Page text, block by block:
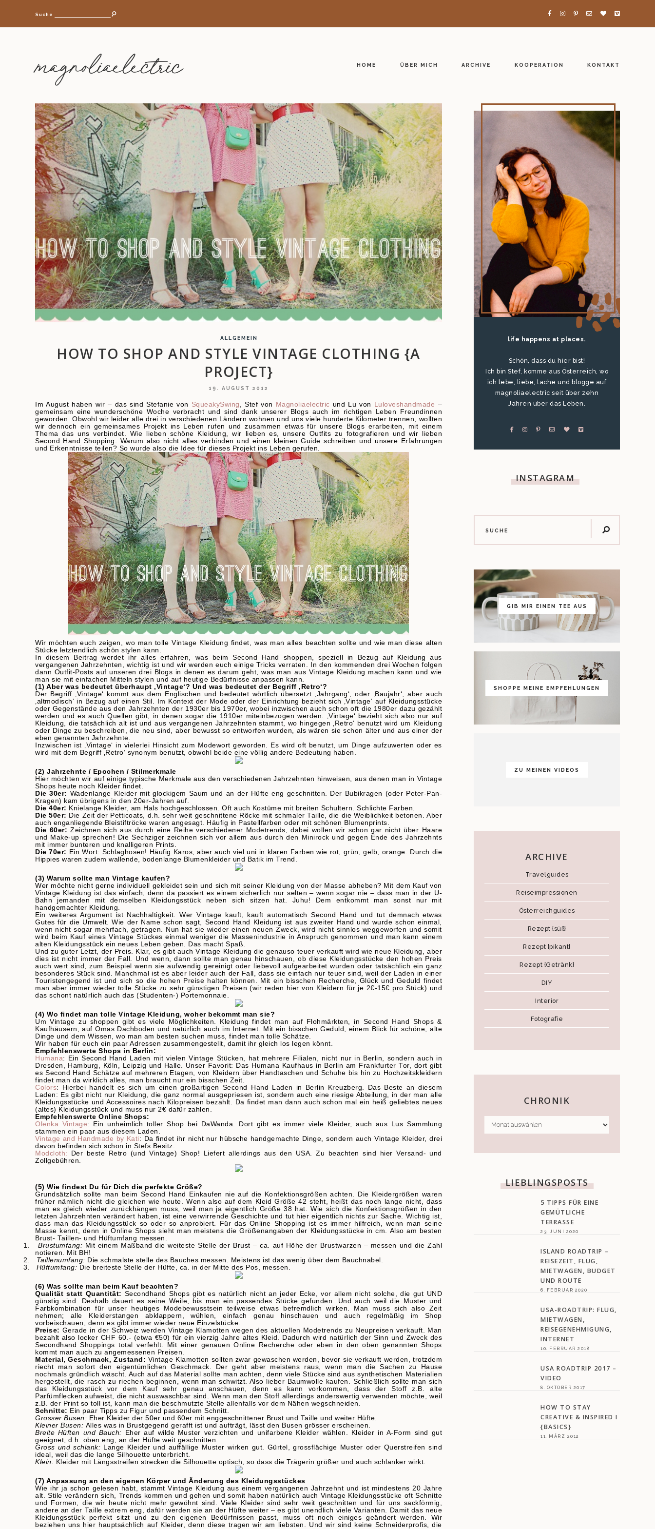
Suche
magnoliaelectric HOME ÜBER MICH ARCHIVE KOOPERATION KONTAKT
ALLGEMEIN
HOW TO SHOP AND STYLE VINTAGE CLOTHING {A
PROJECT}
19. AUGUST 2012
Im August haben wir – das sind Stefanie von SqueakySwing , Stef von Magnoliaelectric und Lu von Luloveshandmade –
gemeinsam eine wunderschöne Woche verbracht und sind dank unserer Blogs auch im richtigen Leben Freundinnen
geworden. Obwohl wir leider alle drei in verschiedenen Ländern wohnen und uns viele hunderte Kilometer trennen, wollten
wir dennoch ein gemeinsames Projekt ins Leben rufen und zusammen etwas für unsere Blogs erarbeiten, mit einem
Thema das uns verbindet. Wie lieben schöne Kleidung, wir lieben es, unsere Outfits zu fotografieren und wir lieben
Second Hand Shopping. Warum also nicht alles verbinden und einen kleinen Guide schreiben und unsere Erfahrungen
und Erkenntnisse teilen? So wurde also die Idee für dieses Projekt ins Leben gerufen.
Wir möchten euch zeigen, wo man tolle Vintage Kleidung findet, was man alles beachten sollte und wie man diese alten
Stücke letztendlich schön stylen kann.
In diesem Beitrag werdet ihr alles erfahren, was beim Second Hand shoppen, speziell in Bezug auf Kleidung aus
vergangenen Jahrzehnten, wichtig ist und wir werden euch einige Tricks verraten. In den kommenden drei Wochen folgen
dann Outfit-Posts auf unseren drei Blogs in denen es darum geht, was man aus Vintage Kleidung machen kann und wie
man sie mit einfachen Mitteln stylen und auf heutige Bedürfnisse anpassen kann.
(1) Aber was bedeutet überhaupt ‚Vintage‘? Und was bedeutet der Begriff ‚Retro‘?
Der Begriff ‚Vintage‘ kommt aus dem Englischen und bedeutet wörtlich übersetzt ‚Jahrgang‘, oder ‚Baujahr‘, aber auch
‚altmodisch‘ in Bezug auf einen Stil. Im Kontext der Mode oder der Einrichtung bezieht sich ‚Vintage‘ auf Kleidungsstücke
oder Gegenstände aus den Jahrzehnten der 1930er bis 1970er, wobei inzwischen auch schon oft die 1980er dazu gezählt
werden und es auch Quellen gibt, in denen sogar die 1910er miteinbezogen werden. ‚Vintage‘ bezieht sich also nur auf
Kleidung, die tatsächlich alt ist und aus vergangenen Jahrzehnten stammt, wo hingegen ‚Retro‘ benutzt wird um Kleidung
oder Dinge zu beschreiben, die neu sind, aber bewusst so entworfen wurden, als wären sie schon älter und aus einer der
eben genannten Jahrzehnte.
Inzwischen ist ‚Vintage‘ in vielerlei Hinsicht zum Modewort geworden. Es wird oft benutzt, um Dinge aufzuwerten oder es
wird mit dem Begriff ‚Retro‘ synonym benutzt, obwohl beide eine völlig andere Bedeutung haben.
(2) Jahrzehnte / Epochen / Stilmerkmale
Hier möchten wir auf einige typische Merkmale aus den verschiedenen Jahrzehnten hinweisen, aus denen man in Vintage
Shops heute noch Kleider findet.
Die 30er: Wadenlange Kleider mit glockigem Saum und an der Hüfte eng geschnitten. Der Bubikragen (oder Peter-Pan-
Kragen) kam übrigens in den 20er-Jahren auf.
Die 40er: Knielange Kleider, am Hals hochgeschlossen. Oft auch Kostüme mit breiten Schultern. Schlichte Farben.
Die 50er: Die Zeit der Petticoats, d.h. sehr weit geschnittene Röcke mit schmaler Taille, die die Weiblichkeit betonen. Aber
auch enganliegende Bleistiftröcke waren angesagt. Häufig in Pastellfarben oder mit schönen Blumenprints.
Die 60er:Zeichnen sich aus durch eine Reihe verschiedener Modetrends, dabei wollen wir schon gar nicht über Haare
und Make-up sprechen! Die Sechziger zeichnen sich vor allem aus durch den Minirock und gegen Ende des Jahrzehnts
mit immer bunteren und knalligeren Prints.
Die 70er: Ein Wort: Schlaghosen! Häufig Karos, aber auch viel uni in klaren Farben wie rot, grün, gelb, orange. Durch die
Hippies waren zudem wallende, bodenlange Blumenkleider und Batik im Trend.
(3) Warum sollte man Vintage kaufen?
Wer möchte nicht gerne individuell gekleidet sein und sich mit seiner Kleidung von der Masse abheben? Mit dem Kauf von
Vintage Kleidung ist das einfach, denn da passiert es einem sicherlich nur selten – wenn sogar nie – dass man in der U-
Bahn jemanden mit demselben Kleidungsstück neben sich sitzen hat. Juhu! Dem entkommt man sonst nur mit
handgemachter Kleidung.
Ein weiteres Argument ist Nachhaltigkeit. Wer Vintage kauft, kauft automatisch Second Hand und tut demnach etwas
Gutes für die Umwelt. Wie der Name schon sagt, Second Hand Kleidung ist aus zweiter Hand und wurde schon einmal,
wenn nicht sogar mehrfach, getragen. Nun hat sie wieder einen neuen Zweck, wird nicht sinnlos weggeworfen und somit
wird beim Kauf eines Vintage Stückes einmal weniger die Massenindustrie in Anspruch genommen und man kann einem
alten Kleidungsstück ein neues Leben geben. Das macht Spaß.
Und zu guter Letzt, der Preis. Klar, es gibt auch Vintage Kleidung die genauso teuer verkauft wird wie neue Kleidung, aber
dies ist nicht immer der Fall. Und wenn, dann sollte man genau hinschauen, ob diese Kleidungsstücke den hohen Preis
auch wert sind, zum Beispiel wenn sie aufwendig gereinigt oder liebevoll aufgearbeitet wurden oder tatsächlich ein ganz
besonderes Stück sind. Manchmal ist es aber leider auch der Fall, dass sie einfach nur teuer sind, weil der Laden in einer
Touristengegend ist und sich so die hohen Preise halten können. Mit ein bisschen Recherche, Glück und Geduld findet
man aber immer wieder tolle Stücke zu sehr günstigen Preisen (wir reden hier von Kleidern für je 2€-15€ pro Stück) und
das schont natürlich auch das (Studenten-) Portemonnaie.
(4) Wo findet man tolle Vintage Kleidung, woher bekommt man sie?
Um Vintage zu shoppen gibt es viele Möglichkeiten. Kleidung findet man auf Flohmärkten, in Second Hand Shops &
Kaufhäusern, auf Omas Dachboden und natürlich auch im Internet. Mit ein bisschen Geduld, einem Blick für schöne, alte
Dinge und dem Wissen, wo man am besten suchen muss, findet man tolle Schätze.
Wir haben für euch ein paar Adressen zusammengestellt, damit ihr gleich los legen könnt.
Empfehlenswerte Shops in Berlin:
Humana: Ein Second Hand Laden mit vielen Vintage Stücken, hat mehrere Filialen, nicht nur in Berlin, sondern auch in
Dresden, Hamburg, Köln, Leipzig und Halle. Unser Favorit: Das Humana Kaufhaus in Berlin am Frankfurter Tor, dort gibt
es Second Hand Schätze auf mehreren Etagen, von Kleidern über Handtaschen und Schuhe bis hin zu Hochzeitskleidern
findet man da wirklich alles, man braucht nur ein bisschen Zeit.
Colors: Hierbei handelt es sich um einen großartigen Second Hand Laden in Berlin Kreuzberg. Das Beste an diesem
Laden: Es gibt nicht nur Kleidung, die ganz normal ausgepriesen ist, sondern auch eine riesige Abteilung, in der man alle
Kleidungsstücke und Accessoires nach Kilopreisen bezahlt. Da findet man dann auch schon mal ein heiß geliebtes neues
(altes) Kleidungsstück und muss nur 2€ dafür zahlen.
Empfehlenswerte Online Shops:
Olenka Vintage: Ein unheimlich toller Shop bei DaWanda. Dort gibt es immer viele Kleider, auch aus Lus Sammlung
stammen ein paar aus diesem Laden.
Vintage and Handmade by Kati : Da findet ihr nicht nur hübsche handgemachte Dinge, sondern auch Vintage Kleider, drei
davon befinden sich schon in Stefs Besitz.
Modcloth: Der beste Retro (und Vintage) Shop! Liefert allerdings aus den USA. Zu beachten sind hier Versand- und
Zollgebühren.
(5) Wie findest Du für Dich die perfekte Größe?
Grundsätzlich sollte man beim Second Hand Einkaufen nie auf die Konfektionsgrößen achten. Die Kleidergrößen waren
früher nämlich nicht die gleichen wie heute. Wenn also auf dem Kleid Größe 42 steht, heißt das noch lange nicht, dass
man es gleich wieder zurückhängen muss, weil man ja eigentlich Größe 38 hat. Wie sich die Konfektionsgrößen in den
letzten Jahrzehnten verändert haben, ist eine verwirrende Geschichte und tut hier eigentlich nichts zur Sache. Wichtig ist,
dass man das Kleidungsstück so oder so anprobiert. Für das Online Shopping ist es immer hilfreich, wenn man seine
Masse kennt, denn in Online Shops sieht man meistens die Größenangaben der Kleidungsstücke in cm. Also am besten
Brust- Taillen- und Hüftumfang messen.
1.
Brustumfang: Mit einem Maßband die weiteste Stelle der Brust – ca. auf Höhe der Brustwarzen – messen und die Zahl
notieren. Mit BH!
2.
Taillenumfang: Die schmalste stelle des Bauches messen. Meistens ist das wenig über dem Bauchnabel.
3. Hüftumfang: Die breiteste Stelle der Hüfte, ca. in der Mitte des Pos, messen.
(6) Was sollte man beim Kauf beachten?
Qualität statt Quantität: Secondhand Shops gibt es natürlich nicht an jeder Ecke, vor allem nicht solche, die gut UND
günstig sind. Deshalb dauert es seine Weile, bis man ein passendes Stücke gefunden. Und auch weil die Muster und
Farbkombination für unser heutiges Modebewusstsein teilweise etwas befremdlich wirken. Man muss sich also Zeit
nehmen; alle Kleiderstangen abklappern, wühlen, einfach genau hinschauen und auch regelmäßig im Shop
vorbeischauen, denn es gibt immer wieder neue Einzelstücke.
Preise: Gerade in der Schweiz werden Vintage Klamotten wegen des aktuellen Modetrends zu Neupreisen verkauft. Man
bezahlt also locker CHF 60.- (etwa €50) für ein vierzig Jahre altes Kleid. Dadurch wird natürlich der Sinn und Zweck des
Secondhand Shoppings total verfehlt. Mit einer genauen Online Recherche oder eben in den oben genannten Shops
kommt man auch zu angemessenen Preisen.
Material, Geschmack, Zustand: Vintage Klamotten sollten zwar gewaschen werden, bevor sie verkauft werden, trotzdem
riecht man sofort den eigentümlichen Geschmack. Der geht aber meistens raus, wenn man die Sachen zu Hause
nochmals gründlich wäscht. Auch auf das Material sollte man achten, denn viele Stücke sind aus synthetischen Materialien
hergestellt, die rasch zu riechen beginnen, wenn man schwitzt. Also lieber Baumwolle kaufen. Schließlich sollte man sich
das Kleidungsstück vor dem Kauf sehr genau anschauen, denn es kann vorkommen, dass der Stoff z.B. alte
Parfümflecken aufweist, die nicht auswaschbar sind. Wenn man den Stoff allerdings anderswertig verwenden möchte, weil
z.B. der Print so toll ist, kann man die beschmutzte Stelle allenfalls vor dem Nähen wegschneiden.
Schnitte: Ein paar Tipps zu Figur und passendem Schnitt.
Grosser Busen: Eher Kleider der 50er und 60er mit enggeschnittener Brust und Taille und weiter Hüfte.
Kleiner Busen: Alles was in Brustgegend gerafft ist und aufträgt, lässt den Busen grösser erscheinen.
Breite Hüften und Bauch:
Eher auf wilde Muster verzichten und unifarbene Kleider wählen. Kleider in A-Form sind gut
geeignet, d.h. oben eng, an der Hüfte weit geschnitten.
Gross und schlank: Lange Kleider und auffällige Muster wirken gut. Gürtel, grossflächige Muster oder Querstreifen sind
ideal, weil das die lange Silhouette unterbricht.
Klein: Kleider mit Längsstreifen strecken die Silhouette optisch, so dass die Trägerin größer und auch schlanker wirkt.
(7) Anpassung an den eigenen Körper und Änderung des Kleidungsstückes
Wie ihr ja schon gelesen habt, stammt Vintage Kleidung aus einem vergangenen Jahrzehnt und ist mindestens 20 Jahre
alt. Stile verändern sich, Trends kommen und gehen und somit haben natürlich auch Vintage Kleidungsstücke oft Schnitte
und Formen, die wir heute nicht mehr gewöhnt sind. Viele Kleider sind sehr weit geschnitten und für uns sackförmig,
andere an der Taille extrem eng, dafür werden sie an der Hüfte weiter – es gibt unendlich viele Varianten. Damit das neue
Kleidungsstück perfekt sitzt und zu den eigenen Bedürfnissen passt, muss oft noch einiges geändert werden. Wir
beziehen uns hier hauptsächlich auf Kleider, denn diese tragen wir am liebsten. Und wir sind keine Schneiderprofis, die
life happens at places.
Schön, dass du hier bist!
Ich bin Stef, komme aus Österreich, wo
ich lebe, liebe, lache und blogge auf
magnoliaelectric seit über zehn
Jahren über das Leben.
INSTAGRAM…
GIB MIR EINEN TEE AUS
SHOPPE MEINE EMPFEHLUNGEN
ZU MEINEN VIDEOS
ARCHIVE
Travelguides
Reiseimpressionen
Österreichguides
Rezept {süß}
Rezept {pikant}
Rezept {Getränk}
DIY
Interior
Fotografie
CHRONIK
CHRONIK
LIEBLINGSPOSTS
5 TIPPS FÜR EINE
GEMÜTLICHE
TERRASSE
23. JUNI 2020
ISLAND ROADTRIP –
REISEZEIT, FLUG,
MIETWAGEN, BUDGET
UND ROUTE
6. FEBRUAR 2020
USA-ROADTRIP: FLUG,
MIETWAGEN,
REISEGENEHMIGUNG,
INTERNET
10. FEBRUAR 2018
USA ROADTRIP 2017 –
VIDEO
8. OKTOBER 2017
HOW TO STAY
CREATIVE & INSPIRED I
{BASICS}
11. MÄRZ 2012